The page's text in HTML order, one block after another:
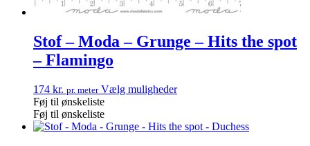
Stof – Moda – Grunge – Hits the spot
– Flamingo
174 kr. pr. meter Vælg muligheder
Føj til ønskeliste
Føj til ønskeliste